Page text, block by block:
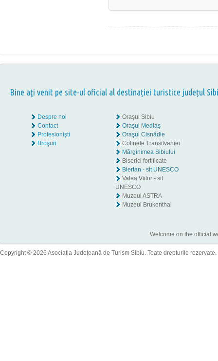
Bine aţi venit pe site-ul oficial al destinației turistice județul
Despre noi
Contact
Profesionişti
Broşuri
Oraşul Sibiu
Oraşul Mediaş
Oraşul Cisnădie
Colinele Transilvaniei
Mărginimea Sibiului
Biserici fortificate
Biertan - sit UNESCO
Valea Viilor - sit
UNESCO
Muzeul ASTRA
Muzeul Brukenthal
Welcome on the official
Copyright © 2026 Asociaţia Judeţeană de Turism Sibiu. Toate drepturile rezervate.